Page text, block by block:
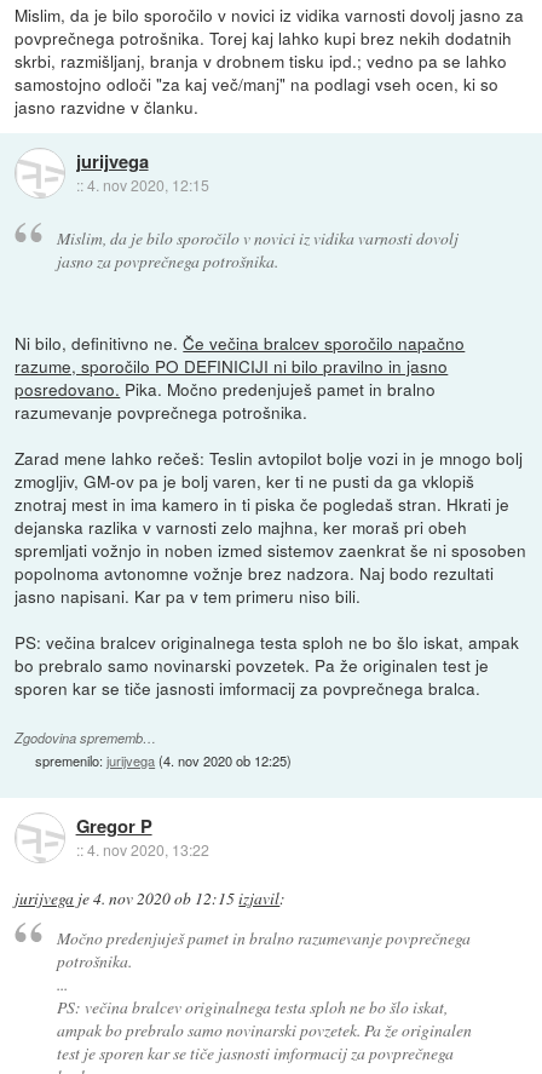
Mislim, da je bilo sporočilo v novici iz vidika varnosti dovolj jasno za
povprečnega potrošnika. Torej kaj lahko kupi brez nekih dodatnih
skrbi, razmišljanj, branja v drobnem tisku ipd.; vedno pa se lahko
samostojno odloči "za kaj več/manj" na podlagi vseh ocen, ki so
jasno razvidne v članku.
jurijvega
::4. nov 2020, 12:15
Mislim, da je bilo sporočilo v novici iz vidika varnosti dovolj
jasno za povprečnega potrošnika.
Ni bilo, definitivno ne.Če večina bralcev sporočilo napačno
razume, sporočilo PO DEFINICIJI ni bilo pravilno in jasno
posredovano. Pika. Močno predenjuješ pamet in bralno
razumevanje povprečnega potrošnika.
Zarad mene lahko rečeš: Teslin avtopilot bolje vozi in je mnogo bolj
zmogljiv, GM-ov pa je bolj varen, ker ti ne pusti da ga vklopiš
znotraj mest in ima kamero in ti piska če pogledaš stran. Hkrati je
dejanska razlika v varnosti zelo majhna, ker moraš pri obeh
spremljati vožnjo in noben izmed sistemov zaenkrat še ni sposoben
popolnoma avtonomne vožnje brez nadzora. Naj bodo rezultati
jasno napisani. Kar pa v tem primeru niso bili.
PS: večina bralcev originalnega testa sploh ne bo šlo iskat, ampak
bo prebralo samo novinarski povzetek. Pa že originalen test je
sporen kar se tiče jasnosti imformacij za povprečnega bralca.
Zgodovina sprememb…
spremenilo:jurijvega(4. nov 2020 ob 12:25)
Gregor P
::4. nov 2020, 13:22
jurijvega je4. nov 2020 ob 12:15izjavil:
Močno predenjuješ pamet in bralno razumevanje povprečnega
potrošnika.
...
PS: večina bralcev originalnega testa sploh ne bo šlo iskat,
ampak bo prebralo samo novinarski povzetek. Pa že originalen
test je sporen kar se tiče jasnosti imformacij za povprečnega